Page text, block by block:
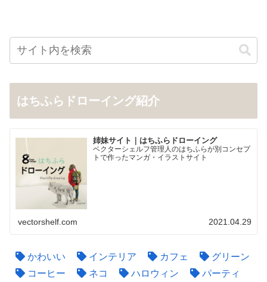
はちふらドローイング紹介
姉妹サイト｜はちふらドローイング
ベクターシェルフ管理人のはちふらが別コンセプ
トで作ったマンガ・イラストサイト
vectorshelf.com 2021.04.29
かわいい インテリア カフェ
グリーン
コーヒー
ネコ ハロウィン
パーティ